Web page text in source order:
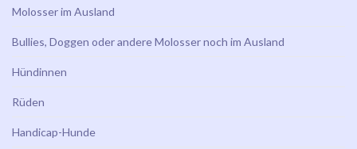
Molosser im Ausland
Bullies, Doggen oder andere Molosser noch im Ausland
Hündinnen
Rüden
Handicap-Hunde